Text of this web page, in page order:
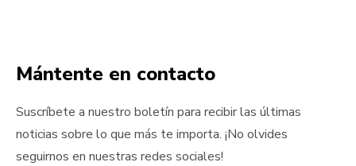
Mántente en contacto
Suscríbete a nuestro boletín para recibir las últimas
noticias sobre lo que más te importa. ¡No olvides
seguirnos en nuestras redes sociales!